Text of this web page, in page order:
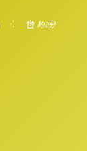
約2分